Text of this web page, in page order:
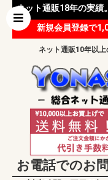
ネット通販18年の実績
ーブル等 様々な
新規会員登録で
ネット通販10年以
お電話でのお